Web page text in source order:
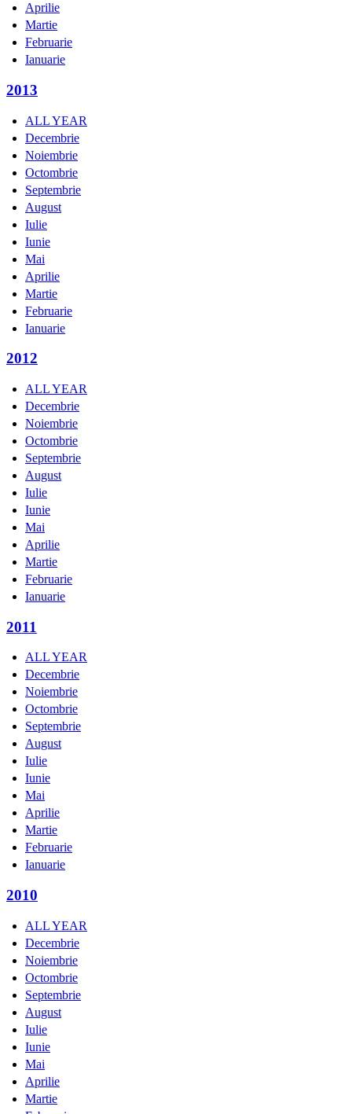
Aprilie
Martie
Februarie
Ianuarie
2013
ALL YEAR
Decembrie
Noiembrie
Octombrie
Septembrie
August
Iulie
Iunie
Mai
Aprilie
Martie
Februarie
Ianuarie
2012
ALL YEAR
Decembrie
Noiembrie
Octombrie
Septembrie
August
Iulie
Iunie
Mai
Aprilie
Martie
Februarie
Ianuarie
2011
ALL YEAR
Decembrie
Noiembrie
Octombrie
Septembrie
August
Iulie
Iunie
Mai
Aprilie
Martie
Februarie
Ianuarie
2010
ALL YEAR
Decembrie
Noiembrie
Octombrie
Septembrie
August
Iulie
Iunie
Mai
Aprilie
Martie